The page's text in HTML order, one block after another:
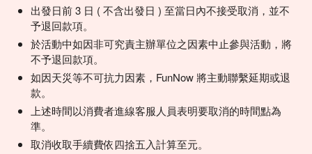
出發日前 3 日 ( 不含出發日 ) 至當日內不接受取消，並不
予退回款項。
於活動中如因非可究責主辦單位之因素中止參與活動，將
不予退回款項。
如因天災等不可抗力因素，FunNow 將主動聯繫延期或退
款。
上述時間以消費者進線客服人員表明要取消的時間點為
準。
取消收取手續費依四捨五入計算至元。